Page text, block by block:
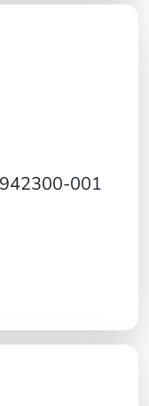
001